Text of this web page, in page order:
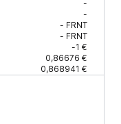
-
-
- FRNT
- FRNT
-1 €
0,86676 €
0,868941 €